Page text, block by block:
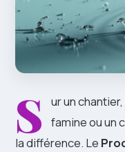
S
ur un
famine ou un
la différence. Le